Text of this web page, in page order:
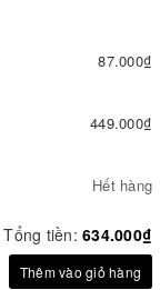
87.000₫
449.000₫
Hết hàng
Tổng tiền: 634.000₫
Thêm vào giỏ hàng